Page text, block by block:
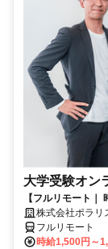
大学受験オン
【フルリモート｜
株式会社ポラリ
フルリモート
時給1,500円～